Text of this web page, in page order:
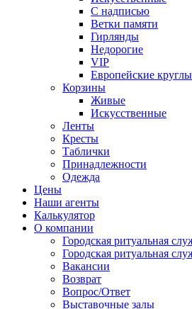
С надписью
Ветки памяти
Гирлянды
Недорогие
VIP
Европейские
Корзины
Живые
Искусственные
Ленты
Кресты
Таблички
Принадлежности
Одежда
Цены
Наши агенты
Калькулятор
О компании
Городская ритуальная
Городская ритуальная
Вакансии
Возврат
Вопрос/Ответ
Выставочные залы